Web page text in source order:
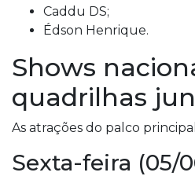
Caddu DS;
Édson Henrique.
Shows
quadrilhas
As atrações do palco
Sexta-feira (05/